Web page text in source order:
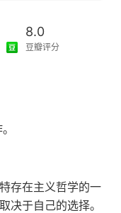
8.0
豆瓣评分
存在主义哲学的一
决于自己的选择。